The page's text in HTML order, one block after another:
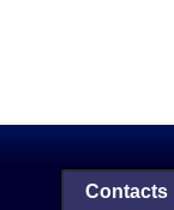
Contacts